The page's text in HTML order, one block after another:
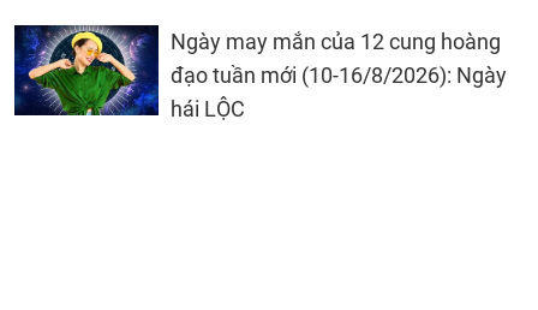
Ngày may mắn của 12 cung hoàng
đạo tuần mới (10-16/8/2026): Ngày
hái LỘC